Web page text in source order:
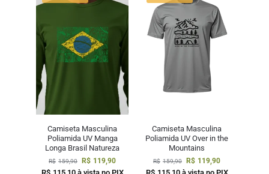
Camiseta Masculina
Poliamida UV Manga
Longa Brasil Natureza
R$ 159,90 R$ 119,90
Camiseta Masculina
Poliamida UV Over in the
Mountains
R$ 159,90 R$ 119,90